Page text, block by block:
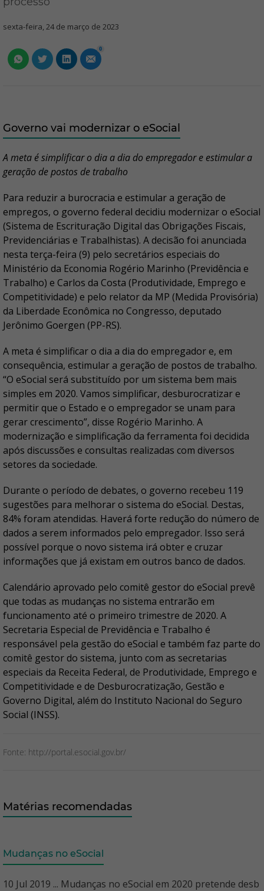
sexta-feira, 24 de março de 2023
0
Governo vai modernizar o eSocial
A meta é simplificar o dia a dia do empregador e estimular a
geração de postos de trabalho
Para reduzir a burocracia e estimular a geração de
empregos, o governo federal decidiu modernizar o eSocial
(Sistema de Escrituração Digital das Obrigações Fiscais,
Previdenciárias e Trabalhistas). A decisão foi anunciada
nesta terça-feira (9) pelo secretários especiais do
Ministério da Economia Rogério Marinho (Previdência e
Trabalho) e Carlos da Costa (Produtividade, Emprego e
Competitividade) e pelo relator da MP (Medida Provisória)
da Liberdade Econômica no Congresso, deputado
Jerônimo Goergen (PP-RS).
A meta é simplificar o dia a dia do empregador e, em
consequência, estimular a geração de postos de trabalho.
“O eSocial será substituído por um sistema bem mais
simples em 2020. Vamos simplificar, desburocratizar e
permitir que o Estado e o empregador se unam para
gerar crescimento”, disse Rogério Marinho. A
modernização e simplificação da ferramenta foi decidida
após discussões e consultas realizadas com diversos
setores da sociedade.
Durante o período de debates, o governo recebeu 119
sugestões para melhorar o sistema do eSocial. Destas,
84% foram atendidas. Haverá forte redução do número de
dados a serem informados pelo empregador. Isso será
possível porque o novo sistema irá obter e cruzar
informações que já existam em outros banco de dados.
Calendário aprovado pelo comitê gestor do eSocial prevê
que todas as mudanças no sistema entrarão em
funcionamento até o primeiro trimestre de 2020. A
Secretaria Especial de Previdência e Trabalho é
responsável pela gestão do eSocial e também faz parte do
comitê gestor do sistema, junto com as secretarias
especiais da Receita Federal, de Produtividade, Emprego e
Competitividade e de Desburocratização, Gestão e
Governo Digital, além do Instituto Nacional do Seguro
Social (INSS).
Fonte: http://portal.esocial.gov.br/
Matérias recomendadas
Mudanças no eSocial
10 Jul 2019 ... Mudanças no eSocial em 2020 pretende desb